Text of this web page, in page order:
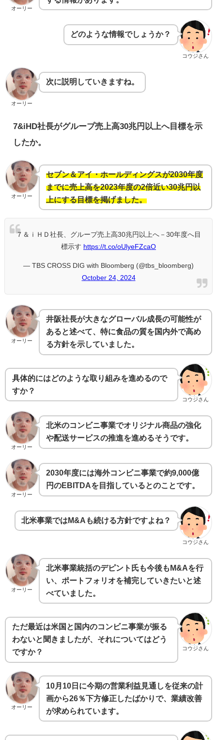
オーリー
コウジさん
どのような情報でしょうか？
オーリー
次に説明していきますね。
7&iHD社長がグループ売上高30兆円以上へ目標を示
したか。
オーリー
セブン＆アイ・ホールディングスが2030年度
までに売上高を2023年度の2倍近い30兆円以
上にする目標を掲げました。
７＆ｉＨＤ社長、グループ売上高30兆円以上へ－30年度へ目
標示す https://t.co/oUlyeFZcaO
— TBS CROSS DIG with Bloomberg (@tbs_bloomberg)
October 24, 2024
オーリー
井阪社長が大きなグローバル成長の可能性が
あると述べて、特に食品の質を国内外で高め
る方針を示していました。
コウジさん
具体的にはどのような取り組みを進めるので
すか？
オーリー
北米のコンビニ事業でオリジナル商品の強化
や配送サービスの推進を進めるそうです。
オーリー
2030年度には海外コンビニ事業で約9,000億
円のEBITDAを目指しているとのことです。
コウジさん
北米事業ではM&Aも続ける方針ですよね？
オーリー
北米事業統括のデピント氏も今後もM&Aを行
い、ポートフォリオを補完していきたいと述
べていました。
コウジさん
ただ最近は米国と国内のコンビニ事業が振る
わないと聞きましたが、それについてはどう
ですか？
オーリー
10月10日に今期の営業利益見通しを従来の計
画から26％下方修正したばかりで、業績改善
が求められています。